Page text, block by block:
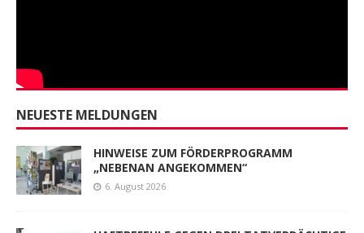
NEUESTE MELDUNGEN
HINWEISE ZUM FÖRDERPROGRAMM
„NEBENAN ANGEKOMMEN“
6. August 2026